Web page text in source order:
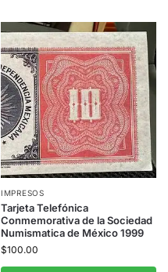
IMPRESOS
Tarjeta Telefónica
Conmemorativa de la Sociedad
Numismatica de México 1999
$100.00